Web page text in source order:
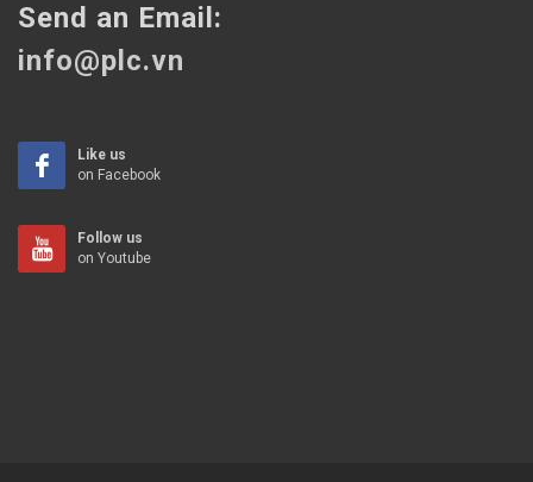
Send an Email:
info@plc.vn
Like us
on Facebook
Follow us
on Youtube